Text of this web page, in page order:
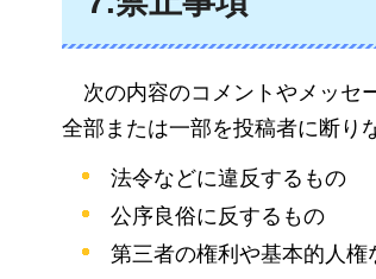
次の内容のコメントやメッセ
全部または一部を投稿者に断り
法令などに違反するもの
公序良俗に反するもの
第三者の権利や基本的人